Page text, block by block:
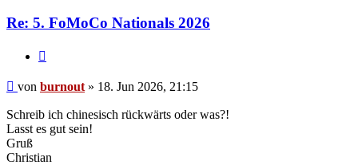
Re: 5. FoMoCo Nationals 2026
Beitrag
von burnout » 18. Jun 2026, 21:15
Schreib ich chinesisch rückwärts oder was?!
Lasst es gut sein!
Gruß
Christian